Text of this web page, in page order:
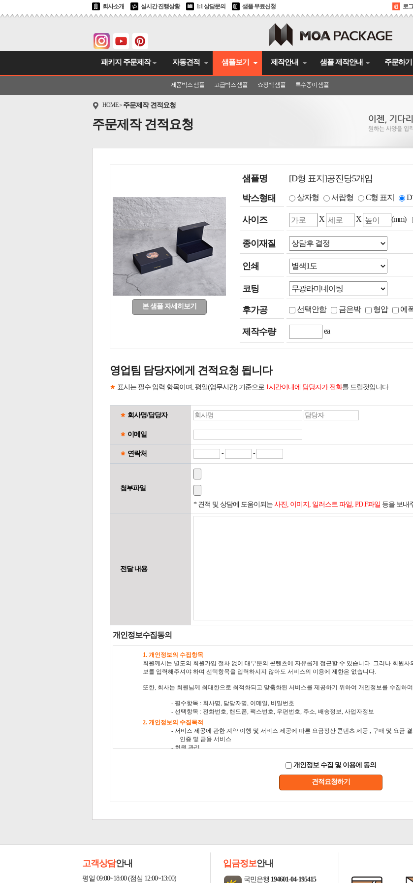
회사소개 실시간 진행상황 1:1 상담문의 샘플 무료신청 로
패키지 주문제작 자동견적 샘플보기
제품박스 샘플 고급박스 샘플 쇼핑백 샘플 특수종이 샘플
제작안내 샘플 제작안내 주문하기
HOME> 주문제작 견적요청
주문제작 견적요청
본 샘플 자세히보기
샘플명
[D형 표지]공진당5개입
박스형태
상자형 서랍형 C형 표지
사이즈 X X (mm)
종이재질
인쇄
코팅
후가공 선택안함 금은박 형압 에
제작수량 ea
영업팀 담당자에게 견적요청 됩니다
표시는 필수 입력 항목이며, 평일(업무시간) 기준으로 1시간이내에 담당자가 전화를 드릴것입니다
회사명/담당자
이메일
연락처 - -
첨부파일
* 견적 및 상담에 도움이되는 사진, 이미지, 일러스트 파일, PD F파일 등을 보내
전달 내용
개인정보수집동의
개인정보 수집 및 이용에 동의
견적요청하기
고객상담안내
평일 09:00~18:00 (점심 12:00~13:00)
입금정보안내
국민은행 194601-04-195415